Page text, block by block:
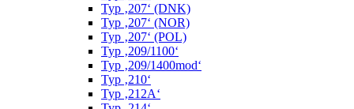
Typ ‚207‘ (DNK)
Typ ‚207‘ (NOR)
Typ ‚207‘ (POL)
Typ ‚209/1100‘
Typ ‚209/1400mod‘
Typ ‚210‘
Typ ‚212A‘